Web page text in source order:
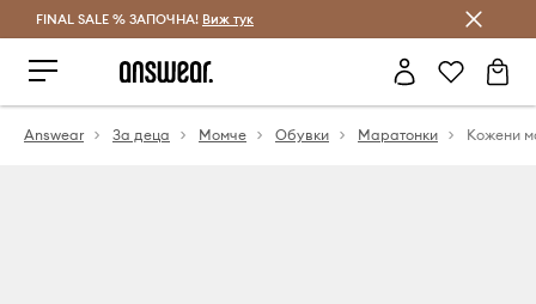
Спестявай с Answear Club
FINAL SALE % ЗАПОЧНА! Виж тук
Answear За деца Момче Обувки Маратонки